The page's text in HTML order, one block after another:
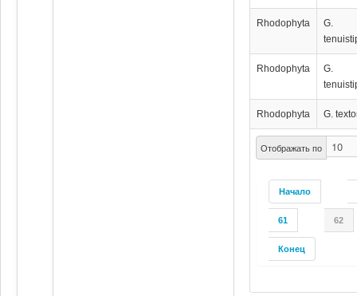
Отображать по
Начало
61 62
Конец
Rhodophyta
G.
Rhodophyta
G.
Rhodophyta G.